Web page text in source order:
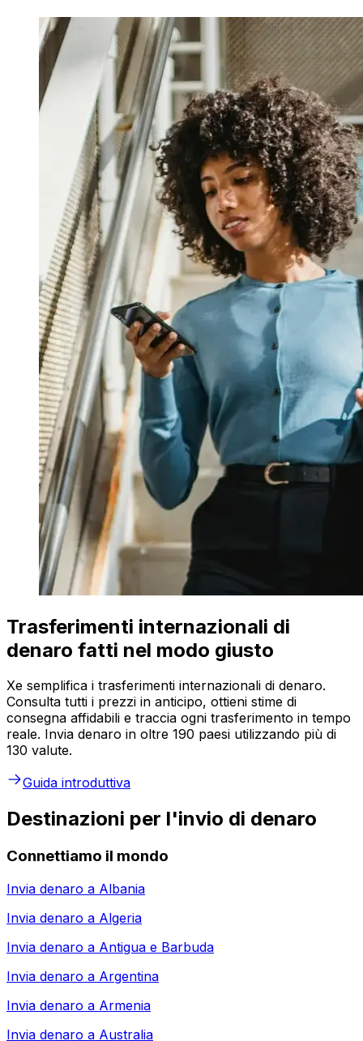
Trasferimenti internazionali di
denaro fatti nel modo giusto
Xe semplifica i trasferimenti internazionali di denaro.
Consulta tutti i prezzi in anticipo, ottieni stime di
consegna affidabili e traccia ogni trasferimento in tempo
reale. Invia denaro in oltre 190 paesi utilizzando più di
130 valute.
Guida introduttiva
Destinazioni per l'invio di denaro
Connettiamo il mondo
Invia denaro a Albania
Invia denaro a Algeria
Invia denaro a Antigua e Barbuda
Invia denaro a Argentina
Invia denaro a Armenia
Invia denaro a Australia